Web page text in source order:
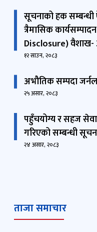
सूचनाको हक
त्रैमासिक
Disclosure) वैशाख-
१२ साउन, २०८३
अभौतिक सम्पदा
२५ असार, २०८३
पहुँचयोग्य र सहज
गरिएको सम्बन्धी
२४ असार, २०८३
ताजा समाचार